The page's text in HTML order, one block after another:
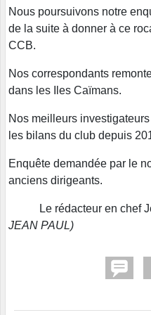
Nous poursuivons notre
de la suite à donner à ce
CCB.
Nos correspondants
dans les Iles Caïmans.
Nos meilleurs
les bilans du club depuis
Enquête demandée par le
anciens dirigeants.
Le rédacteur en chef
JEAN PAUL)